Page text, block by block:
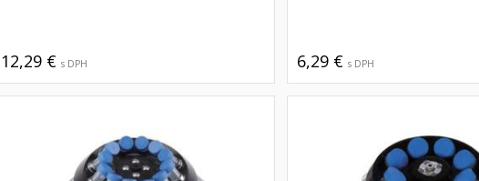
12,29 € s DPH 6,29 € s DPH